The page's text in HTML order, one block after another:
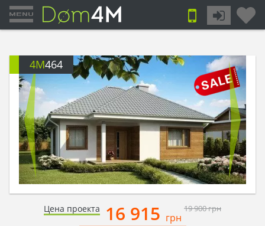
4M464
Цена проекта 16 915 грн
19 900грн